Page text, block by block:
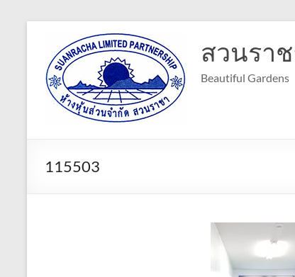
content
สวนรา
Beautiful Gardens
115503